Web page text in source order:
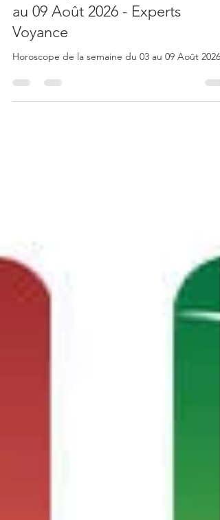
Horoscope de la semaine du 03
au 09 Août 2026 - Experts
Voyance
Horoscope de la semaine du 03 au 09 Août 2026